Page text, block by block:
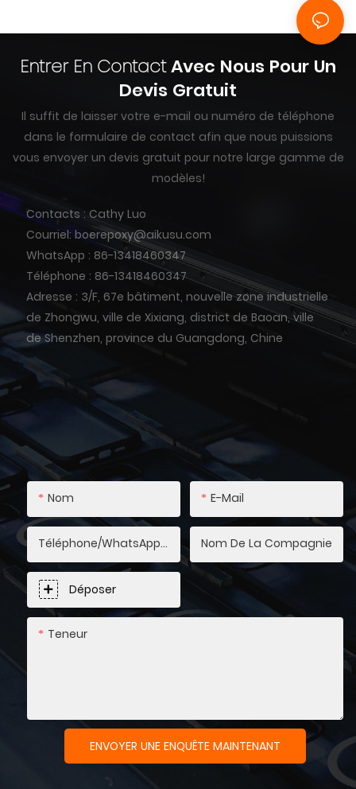
Entrer En ContactAvec Nous Pour Un
Devis Gratuit
Il suffit de laisser votre e-mail ou numéro de téléphone
dans le formulaire de contact afin que nous puissions
vous envoyer un devis gratuit pour notre large gamme de
modèles!
Contacts : Cathy Luo
Courriel: boerepoxy@aikusu.com
WhatsApp : 86-13418460347
Téléphone : 86-13418460347
Adresse : 3/F, 67e bâtiment, nouvelle zone industrielle
de Zhongwu, ville de Xixiang, district de Baoan, ville
de Shenzhen, province du Guangdong, Chine
Nom E-Mail
Téléphone/WhatsApp/SnapChat Nom De La Compagnie
Déposer
Teneur
ENVOYER UNE ENQUÊTE MAINTENANT